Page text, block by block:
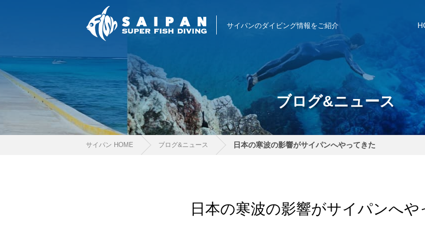
サイパンのダイビング情報をご紹介
ブログ&ニュース
サイパン HOME ブログ&ニュース 日本の寒波の影響がサイパンへやってきた
日本の寒波の影響がサイパンへや